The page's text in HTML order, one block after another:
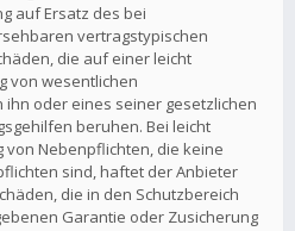
auf Ersatz des bei
vertragstypischen
die auf einer leicht
von wesentlichen
oder eines seiner gesetzlichen
beruhen. Bei leicht
Nebenpflichten, die keine
sind, haftet der Anbieter
die in den Schutzbereich
Garantie oder Zusicherung